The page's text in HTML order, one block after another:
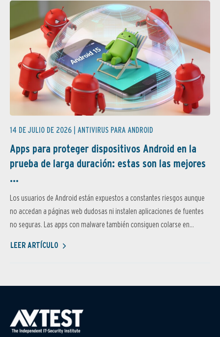
14 DE JULIO DE 2026 | ANTIVIRUS PARA ANDROID
Apps para proteger dispositivos Android en la
prueba de larga duración: estas son las mejores
...
Los usuarios de Android están expuestos a constantes riesgos aunque
no accedan a páginas web dudosas ni instalen aplicaciones de fuentes
no seguras. Las apps con malware también consiguen colarse en...
LEER ARTÍCULO